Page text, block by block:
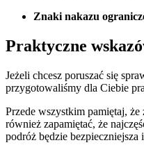
Znaki nakazu​
Praktyczne
Jeżeli chcesz ⁢poruszać się
przygotowaliśmy dla‍ Ciebie
Przede wszystkim⁢ pamiętaj,
również zapamiętać, że
podróż będzie